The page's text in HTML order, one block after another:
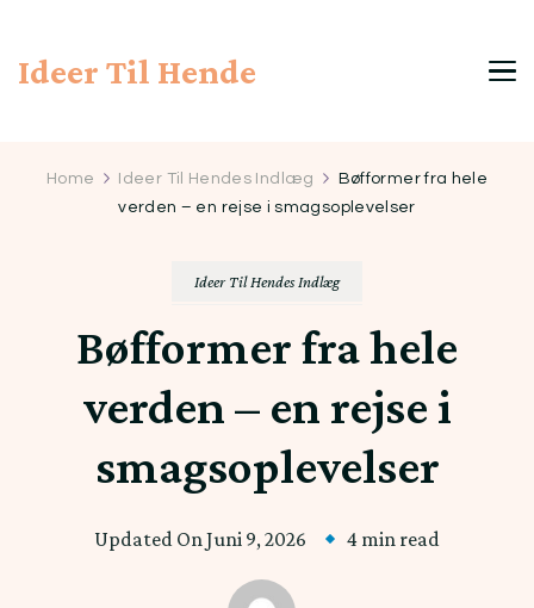
Ideer Til Hende
Home Ideer Til Hendes Indlæg
Bøfformer fra hele
verden – en rejse i smagsoplevelser
Ideer Til Hendes Indlæg
Bøfformer fra hele
verden – en rejse i
smagsoplevelser
Updated OnJuni 9, 2026 4 min read